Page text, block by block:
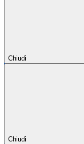
Chiudi
Chiudi